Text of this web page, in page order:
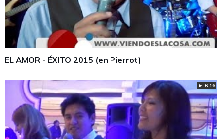
EL AMOR - ÉXITO 2015 (en Pierrot)
► 6:16